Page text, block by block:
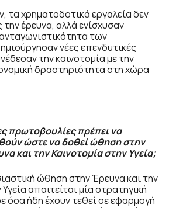
τα χρηματοδοτικά εργαλεία δεν
έρευνα, αλλά ενίσχυσαν
των
νέες επενδυτικές
την καινοτομία με την
δραστηριότητα στη χώρα
πρωτοβουλίες πρέπει να
ώστε να δοθεί ώθηση στην
και την Καινοτομία στην Υγεία;
ώθηση στην Έρευνα και την
απαιτείται μία στρατηγική
όσα ήδη έχουν τεθεί σε εφαρμογή